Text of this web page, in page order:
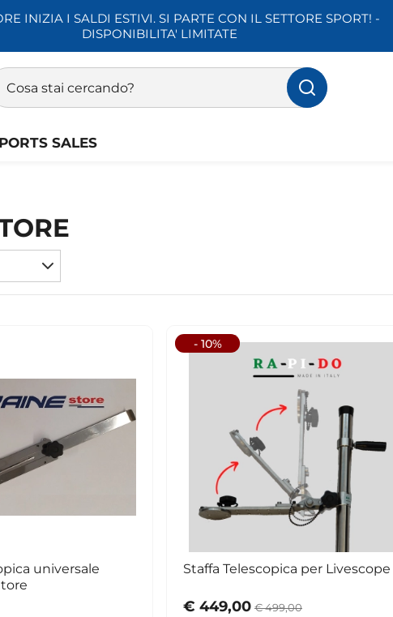
INIZIA I SALDI ESTIVI. SI PARTE CON IL SETTORE SPORT! -
DISPONIBILITA' LIMITATE
SALES
universale
- 10%
Staffa Telescopica per Livescope
€ 449,00 € 499,00